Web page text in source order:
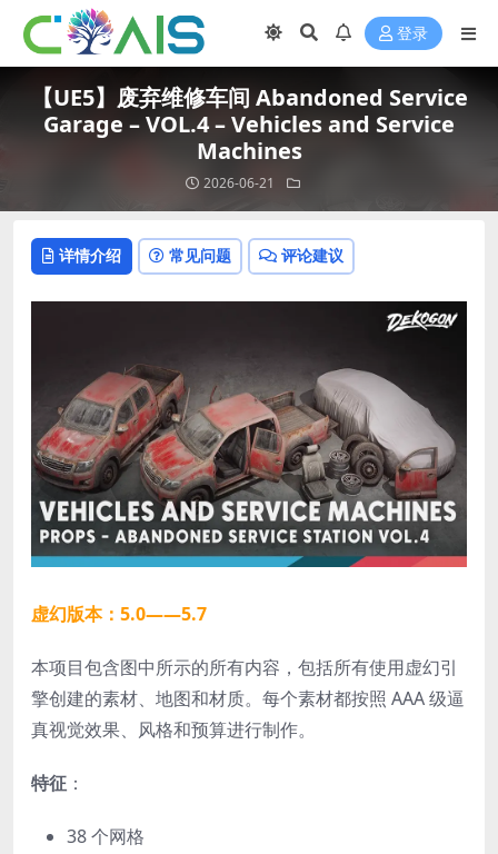
登录
【UE5】废弃维修车间 Abandoned Service
Garage – VOL.4 – Vehicles and Service
Machines
2026-06-21
详情介绍 常见问题 评论建议
虚幻版本：5.0——5.7
本项目包含图中所示的所有内容，包括所有使用虚幻引
擎创建的素材、地图和材质。每个素材都按照 AAA 级逼
真视觉效果、风格和预算进行制作。
特征 ：
38 个网格